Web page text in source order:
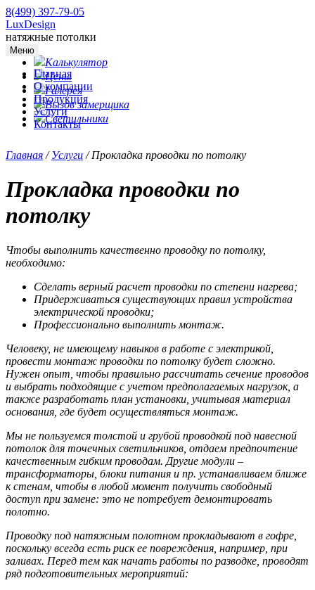
8(499) 397-79-05
LuxDesign
натяжные потолки
Меню
Главная
О компании
Продукция
Услуги
Контакты
Калькулятор
Цены
Галерея
Вызов замерщика
Светильники
Главная /Услуги /Прокладка проводки по потолку
Прокладка проводки по
потолку
Чтобы выполнить качественно проводку по потолку,
необходимо:
Сделать верный расчет проводки по степени нагрева;
Придерживаться существующих правил устройства
электрической проводки;
Профессионально выполнить монтаж.
Человеку, не имеющему навыков в работе с электрикой,
провести монтаж проводки по потолку будет сложно.
Нужен опыт, чтобы правильно рассчитать сечение проводов
и выбрать подходящие с учетом предполагаемых нагрузок, а
также разработать план установки, учитывая материал
основания, где будет осуществляться монтаж.
Мы не пользуемся толстой и грубой проводкой под навесной
потолок для точечных светильников, отдаем предпочтение
качественным гибким проводам. Другие модули –
трансформаторы, блоки питания и пр. устанавливаем ближе
к стенам, чтобы в любой момент получить свободный
доступ при замене: это не потребует демонтировать
полотно.
Проводку под натяжным полотном прокладывают в гофре,
поскольку всегда есть риск ее повреждения, например, при
заливах. Перед тем как начать работы по разводке, проводят
ряд подготовительных мероприятий: